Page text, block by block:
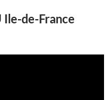
Ile-de-France